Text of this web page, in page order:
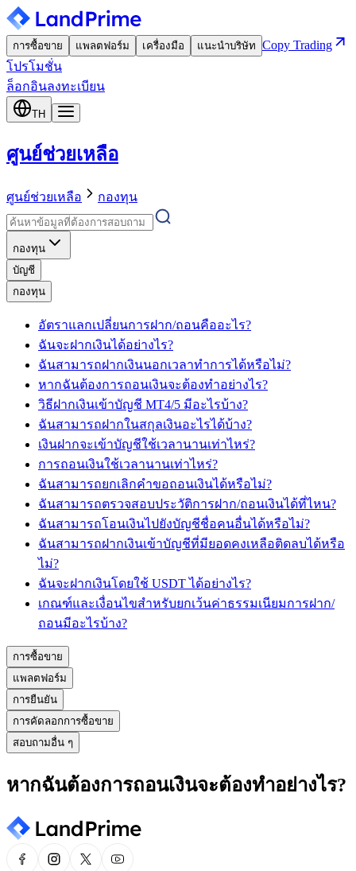
การซื้อขาย แพลตฟอร์ม เครื่องมือ แนะนำบริษัท Copy Trading
โปรโมชั่น
ล็อกอินลงทะเบียน
TH
ศูนย์ช่วยเหลือ
ศูนย์ช่วยเหลือ กองทุน
กองทุน
บัญชี
กองทุน
อัตราแลกเปลี่ยนการฝาก/ถอนคืออะไร?
ฉันจะฝากเงินได้อย่างไร?
ฉันสามารถฝากเงินนอกเวลาทำการได้หรือไม่?
หากฉันต้องการถอนเงินจะต้องทำอย่างไร?
วิธีฝากเงินเข้าบัญชี MT4/5 มีอะไรบ้าง?
ฉันสามารถฝากในสกุลเงินอะไรได้บ้าง?
เงินฝากจะเข้าบัญชีใช้เวลานานเท่าไหร่?
การถอนเงินใช้เวลานานเท่าไหร่?
ฉันสามารถยกเลิกคำขอถอนเงินได้หรือไม่?
ฉันสามารถตรวจสอบประวัติการฝาก/ถอนเงินได้ที่ไหน?
ฉันสามารถโอนเงินไปยังบัญชีชื่อคนอื่นได้หรือไม่?
ฉันสามารถฝากเงินเข้าบัญชีที่มียอดคงเหลือติดลบได้หรือ
ไม่?
ฉันจะฝากเงินโดยใช้ USDT ได้อย่างไร?
เกณฑ์และเงื่อนไขสำหรับยกเว้นค่าธรรมเนียมการฝาก/
ถอนมีอะไรบ้าง?
การซื้อขาย
แพลตฟอร์ม
การยืนยัน
การคัดลอกการซื้อขาย
สอบถามอื่น ๆ
หากฉันต้องการถอนเงินจะต้องทำอย่างไร?